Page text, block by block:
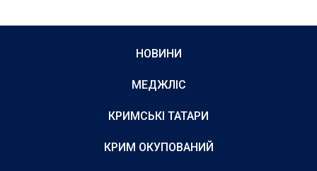
НОВИНИ
МЕДЖЛІС
КРИМСЬКІ ТАТАРИ
КРИМ ОКУПОВАНИЙ